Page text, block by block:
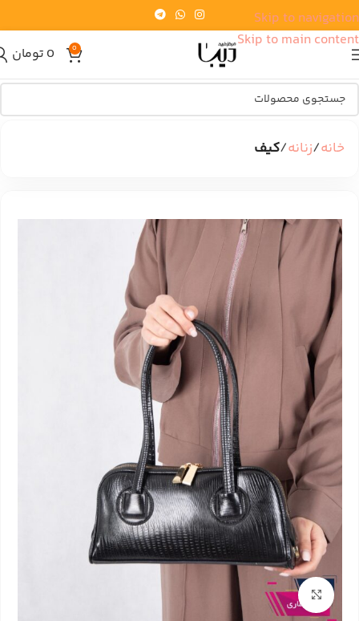
Skip to navigation
Skip to main content
0
0 تومان
خانه زنانه کیف
بزرگنمایی تصویر